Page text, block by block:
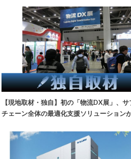
【現地取材・独自】初の「物流DX展」、サ
チェーン全体の最適化支援ソリューション